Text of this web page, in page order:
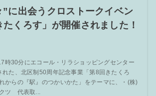
”に出会うクロストークイベン
たくろす」が開催されました！
時30分にエコール・リラショッピングセンター
れた、北区制50周年記念事業「第8回きたくろ
からの『駅』のつかいかた」をテーマに、・(株)
ツ 代表取...